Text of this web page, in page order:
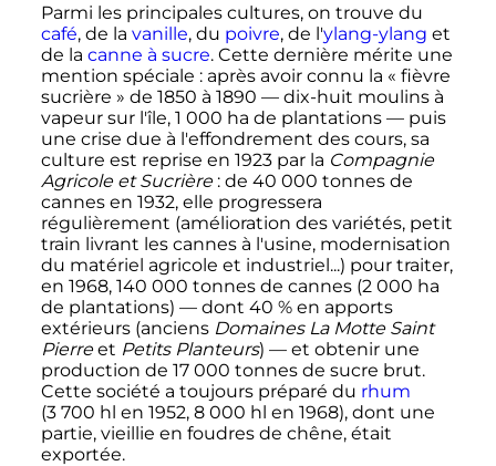
Parmi les principales cultures, on trouve du
café, de la vanille, du poivre, de l'ylang-ylang et
de la canne à sucre. Cette dernière mérite une
mention spéciale : après avoir connu la « fièvre
sucrière » de 1850 à 1890 — dix-huit moulins à
vapeur sur l'île, 1 000 ha de plantations —puis
une crise due à l'effondrement des cours, sa
culture est reprise en 1923 par la Compagnie
Agricole et Sucrière : de 40 000 tonnesde
cannes en 1932, elle progressera
régulièrement (amélioration des variétés, petit
train livrant les cannes à l'usine, modernisation
du matériel agricole et industriel...) pour traiter,
en 1968, 140 000 tonnesde cannes (2 000 ha
de plantations) — dont 40 % en apports
extérieurs (anciens Domaines La Motte Saint
Pierreet Petits Planteurs) —et obtenir une
production de 17 000 tonnesde sucre brut.
Cette société a toujours préparé du rhum
(3 700 hl en 1952, 8 000 hl en 1968), dont une
partie, vieillie en foudres de chêne, était
exportée.